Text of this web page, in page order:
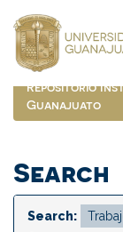
navigation
Repositorio
Guanajuato
Search
Search: